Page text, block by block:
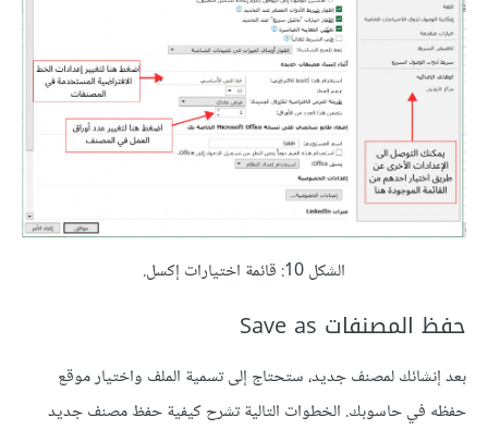
الشكل 10: قائمة اختيارات إكسل.
حفظ المصنفات Save as
بعد إنشائك لمصنف جديد، ستحتاج إلى تسمية الملف واختيار موقع
حفظه في حاسوبك. الخطوات التالية تشرح كيفية حفظ مصنف جديد